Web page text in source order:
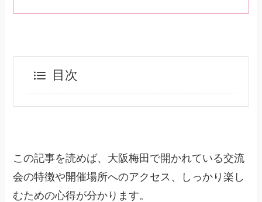
目次
この記事を読めば、大阪梅田で開かれている交流
会の特徴や開催場所へのアクセス、しっかり楽し
むための心得が分かります。